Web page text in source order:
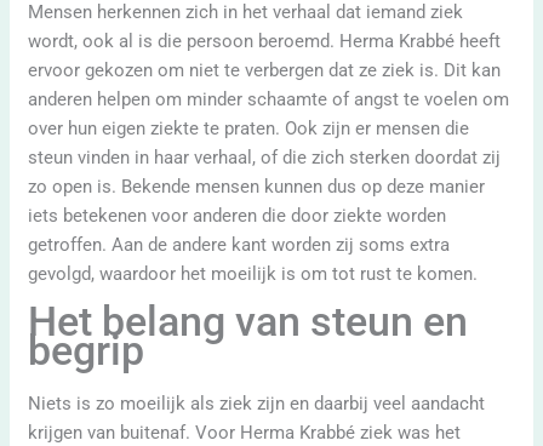
Mensen herkennen zich in het verhaal dat iemand ziek
wordt, ook al is die persoon beroemd. Herma Krabbé heeft
ervoor gekozen om niet te verbergen dat ze ziek is. Dit kan
anderen helpen om minder schaamte of angst te voelen om
over hun eigen ziekte te praten. Ook zijn er mensen die
steun vinden in haar verhaal, of die zich sterken doordat zij
zo open is. Bekende mensen kunnen dus op deze manier
iets betekenen voor anderen die door ziekte worden
getroffen. Aan de andere kant worden zij soms extra
gevolgd, waardoor het moeilijk is om tot rust te komen.
Het belang van steun en
begrip
Niets is zo moeilijk als ziek zijn en daarbij veel aandacht
krijgen van buitenaf. Voor Herma Krabbé ziek was het